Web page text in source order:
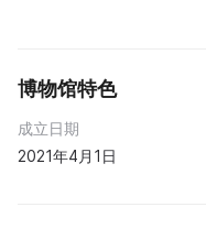
博物馆特色
成立日期
2021年4月1日